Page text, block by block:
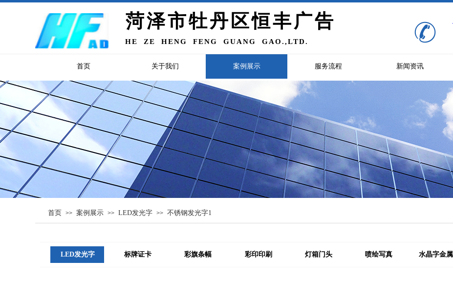
菏泽市牡丹区恒丰广告
HE ZE HENG FENG GUANG GAO.,LTD.
首页 关于我们 案例展示 服务流程 新闻资讯
首页 >> 案例展示 >> LED发光字 >> 不锈钢发光字1
LED发光字 标牌证卡 彩旗条幅 彩印印刷 灯箱门头 喷绘写真 水晶字金